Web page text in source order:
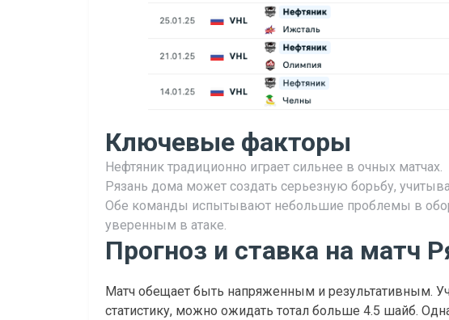
Ключевые факторы
Нефтяник традиционно играет сильнее в очных матчах.
Рязань дома может создать серьезную борьбу,
Обе команды испытывают небольшие проблемы в
уверенным в атаке.
Прогноз и ставка на матч
Матч обещает быть напряженным и результативным.
статистику, можно ожидать тотал больше 4.5 шайб.